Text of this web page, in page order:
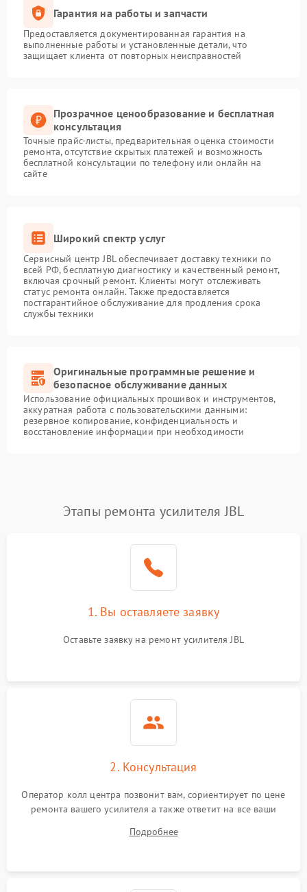
Гарантия на работы и запчасти
Предоставляется документированная гарантия на
выполненные работы и установленные детали, что
защищает клиента от повторных неисправностей
Прозрачное ценообразование и бесплатная
консультация
Точные прайс-листы, предварительная оценка стоимости
ремонта, отсутствие скрытых платежей и возможность
бесплатной консультации по телефону или онлайн на
сайте
Широкий спектр услуг
Сервисный центр JBL обеспечивает доставку техники по
всей РФ, бесплатную диагностику и качественный ремонт,
включая срочный ремонт. Клиенты могут отслеживать
статус ремонта онлайн. Также предоставляется
постгарантийное обслуживание для продления срока
службы техники
Оригинальные программные решение и
безопасное обслуживание данных
Использование официальных прошивок и инструментов,
аккуратная работа с пользовательскими данными:
резервное копирование, конфиденциальность и
восстановление информации при необходимости
Этапы ремонта усилителя JBL
1. Вы оставляете заявку
Оставьте заявку на ремонт усилителя JBL
2. Консультация
Оператор колл центра позвонит вам, сориентирует по цене
ремонта вашего усилителя а также ответит на все ваши
Подробнее